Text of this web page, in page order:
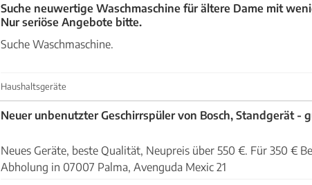
Suche neuwertige Waschmaschine für ältere Dame mit
Nur seriöse Angebote bitte.
Suche Waschmaschine.
Haushaltsgeräte
Neuer
Neues Geräte, beste Qualität, Neupreis über 550 €. Für 350 € Besichtigung und
Abholung in 07007 Palma, Avenguda Mexic 21